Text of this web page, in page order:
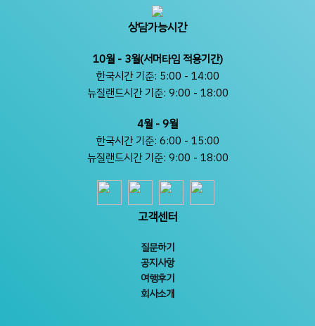
상담가능시간
10월 - 3월(서머타임 적용기간)
한국시간 기준: 5:00 - 14:00
뉴질랜드시간 기준: 9:00 - 18:00
4월 - 9월
한국시간 기준: 6:00 - 15:00
뉴질랜드시간 기준: 9:00 - 18:00
고객센터
질문하기
공지사항
여행후기
회사소개